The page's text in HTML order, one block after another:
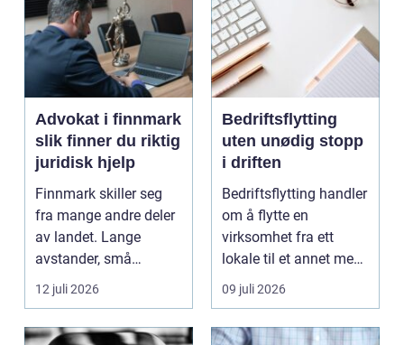
Advokat i finnmark
slik finner du riktig
juridisk hjelp
Finnmark skiller seg
fra mange andre deler
av landet. Lange
avstander, små
lokalsamfunn, sterk
tilkn...
12 juli 2026
Bedriftsflytting
uten unødig stopp
i driften
Bedriftsflytting handler
om å flytte en
virksomhet fra ett
lokale til et annet med
minst mulig...
09 juli 2026